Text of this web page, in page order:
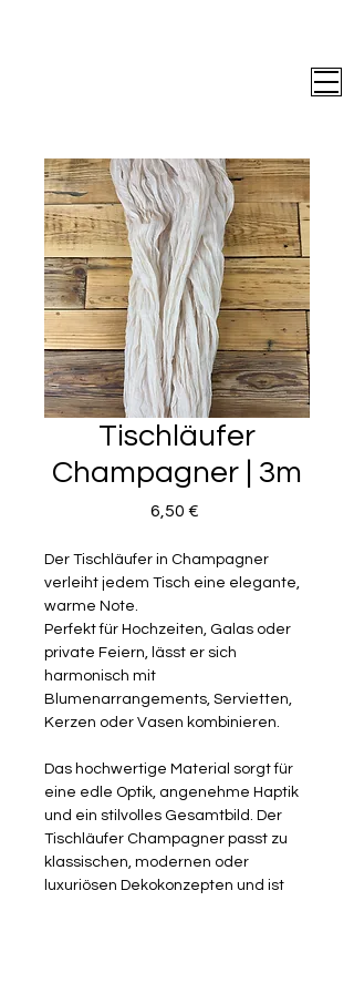
Tischläufer
Champagner | 3m
6,50 €Preis
Der Tischläufer in Champagner
verleiht jedem Tisch eine elegante,
warme Note.
Perfekt für Hochzeiten, Galas oder
private Feiern, lässt er sich
harmonisch mit
Blumenarrangements, Servietten,
Kerzen oder Vasen kombinieren.
Das hochwertige Material sorgt für
eine edle Optik, angenehme Haptik
und ein stilvolles Gesamtbild. Der
Tischläufer Champagner passt zu
klassischen, modernen oder
luxuriösen Dekokonzepten und ist